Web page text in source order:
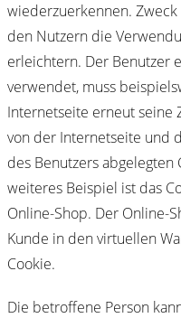
wiederzuerkennen.
den Nutzern die
erleichtern. Der Benutzer
verwendet, muss
Internetseite erneut seine
von der Internetseite und
des Benutzers
weiteres Beispiel ist das
Online-Shop. Der Online-
Kunde in den virtuellen
Cookie.
Die betroffene Person